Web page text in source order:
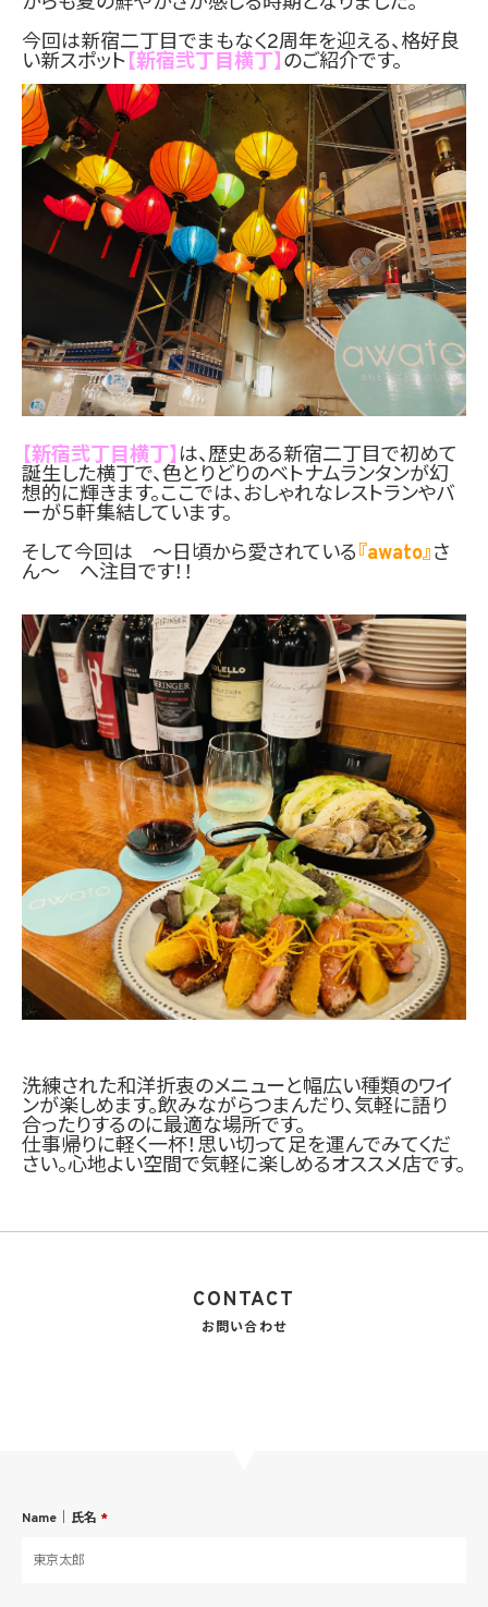
今回は新宿二丁目でまもなく2周年を迎える、格好良
い新スポット 【新宿弐丁目横丁】 のご紹介です。
【新宿弐丁目横丁】 は、歴史ある新宿二丁目で初めて
誕生した横丁で、色とりどりのベトナムランタンが幻
想的に輝きます。ここでは、おしゃれなレストランやバ
ーが５軒集結しています。
そして今回は 〜日頃から愛されている『awato』さ
ん〜 へ注目です！！
洗練された和洋折衷のメニューと幅広い種類のワイ
ンが楽しめます。飲みながらつまんだり、気軽に語り
合ったりするのに最適な場所です。
仕事帰りに軽く一杯！思い切って足を運んでみてくだ
さい。心地よい空間で気軽に楽しめるオススメ店です。
CONTACT
お問い合わせ
Name｜氏名 *